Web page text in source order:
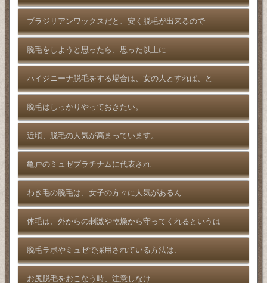
ブラジリアンワックスだと、安く脱毛が出来るので
脱毛をしようと思ったら、思った以上に
ハイジニーナ脱毛をする場合は、女の人とすれば、と
脱毛はしっかりやっておきたい。
近頃、脱毛の人気が高まっています。
亀戸のミュゼプラチナムに代表され
わき毛の脱毛は、女子の方々に人気があるん
体毛は、外からの刺激や乾燥から守ってくれるというは
脱毛ラボやミュゼで採用されている方法は、
お尻脱毛をおこなう時、注意しなけ